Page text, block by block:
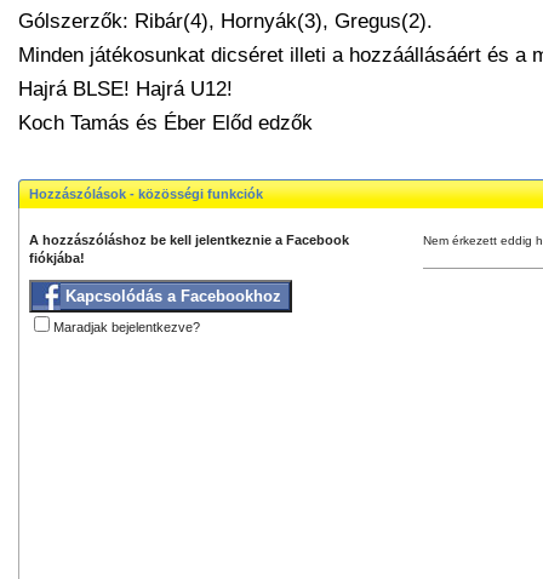
Gólszerzők: Ribár(4), Hornyák(3), Gregus(2).
Minden játékosunkat dicséret illeti a hozzáállásáért és a
Hajrá BLSE! Hajrá U12!
Koch Tamás és Éber Előd edzők
Hozzászólások - közösségi funkciók
A hozzászóláshoz be kell jelentkeznie a Facebook
fiókjába!
Kapcsolódás a Facebookhoz
Maradjak bejelentkezve?
Nem érkezett eddig